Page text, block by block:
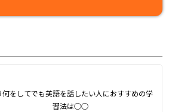
何をしてでも英語を話したい人におすすめの学
習法は○○